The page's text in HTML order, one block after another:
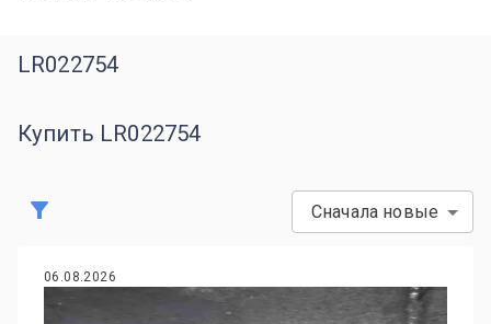
LR022754
Купить LR022754
Сначала новые
06.08.2026